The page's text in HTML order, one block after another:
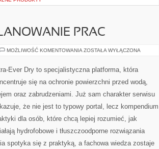
PRAC
MOŻLIWOŚĆ KOMENTOWANIA PROJEKTOWANIE
PRAC
ZOSTAŁA WYŁĄCZONA
Ever Dry to specjalistyczna platforma, która
się na ochronie powierzchni przed wodą,
oraz zabrudzeniami. Już sam charakter serwisu
że nie jest to typowy portal, lecz kompendium
dla osób, które chcą lepiej rozumieć, jak
hydrofobowe i tłuszczoodporne rozwiązania
spotyka się z praktyką, a fachowa wiedza zostaje